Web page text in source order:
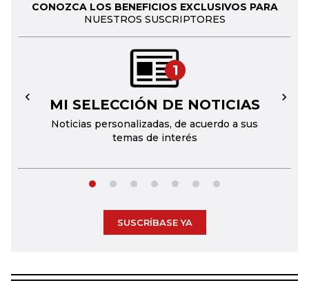
CONOZCA LOS BENEFICIOS EXCLUSIVOS PARA
NUESTROS SUSCRIPTORES
1
MI SELECCIÓN DE NOTICIAS
Noticias personalizadas, de acuerdo a sus
temas de interés
← →
SUSCRÍBASE YA